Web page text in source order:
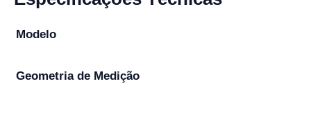
Modelo
Geometria de Medição